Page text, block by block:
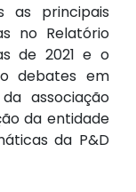
as principais
no Relatório
de 2021 e o
debates em
associação
da entidade
da P&D